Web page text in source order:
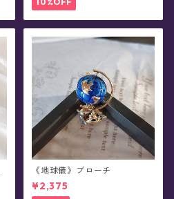
《地球儀》ブローチ
¥2,375